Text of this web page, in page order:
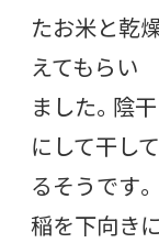
たお米と乾
えてもらい
ました。陰
にして干し
るそうです。
稲を下向き